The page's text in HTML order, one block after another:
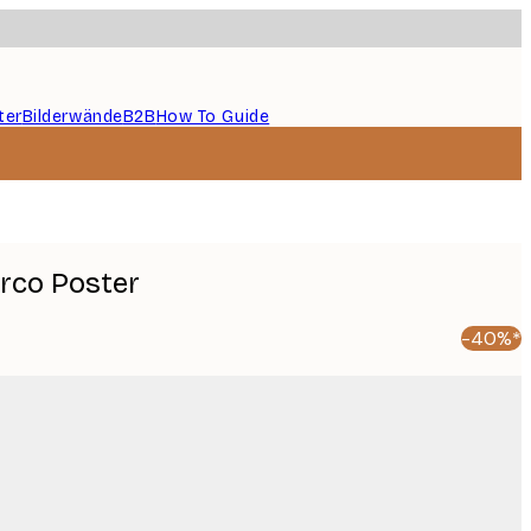
BilderwändeB2BHow To Guide
Poster
-40%*